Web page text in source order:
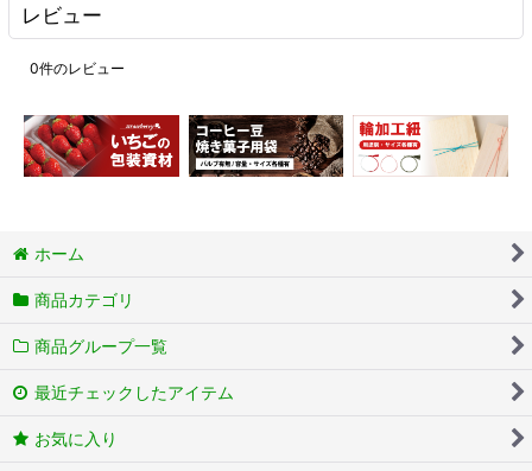
レビュー
0件のレビュー
ホーム
商品カテゴリ
商品グループ一覧
最近チェックしたアイテム
お気に入り